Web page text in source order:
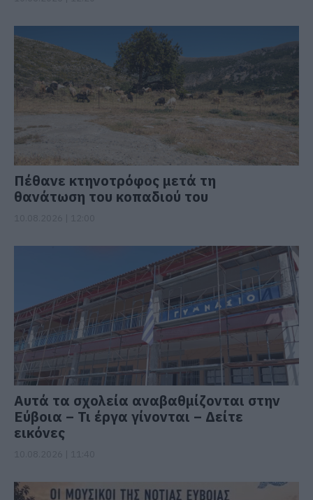
Πέθανε κτηνοτρόφος μετά τη
θανάτωση του κοπαδιού του
Αυτά τα σχολεία αναβαθμίζονται στην
Εύβοια – Τι έργα γίνονται – Δείτε
εικόνες